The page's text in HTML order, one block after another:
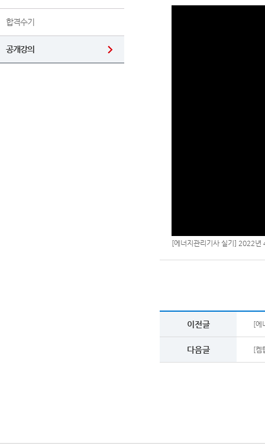
합격수기
공개강의
[에너지관리기사 실기] 2022년
이전글 [에
다음글 [켐